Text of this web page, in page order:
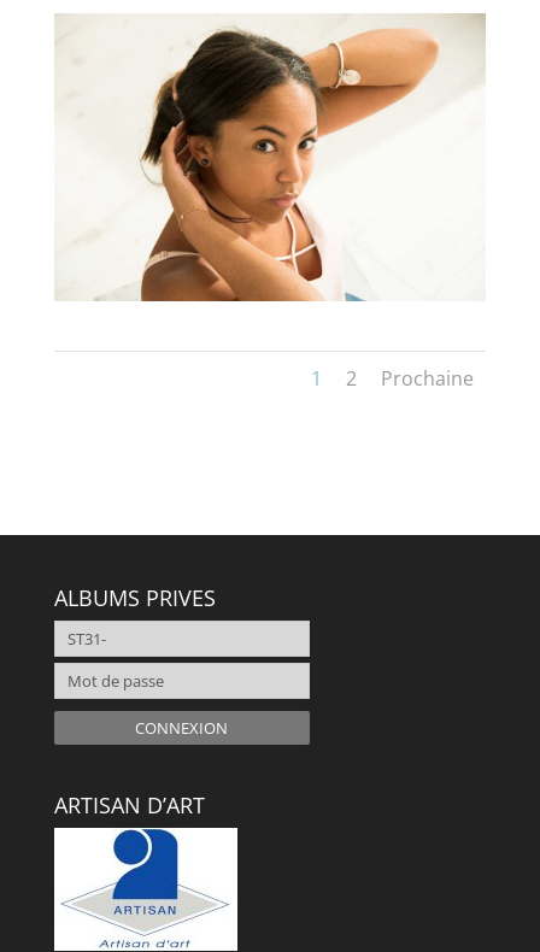
1 2 Prochaine
ALBUMS PRIVES
CONNEXION
ARTISAN D’ART